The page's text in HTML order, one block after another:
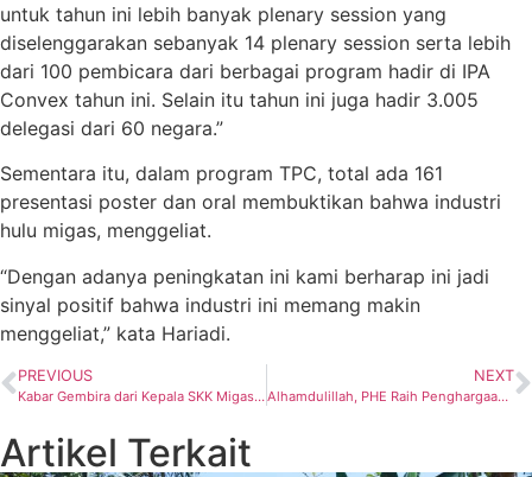
untuk tahun ini lebih banyak plenary session yang
diselenggarakan sebanyak 14 plenary session serta lebih
dari 100 pembicara dari berbagai program hadir di IPA
Convex tahun ini. Selain itu tahun ini juga hadir 3.005
delegasi dari 60 negara.”
Sementara itu, dalam program TPC, total ada 161
presentasi poster dan oral membuktikan bahwa industri
hulu migas, menggeliat.
“Dengan adanya peningkatan ini kami berharap ini jadi
sinyal positif bahwa industri ini memang makin
menggeliat,” kata Hariadi.
PREVIOUS
Kabar Gembira dari Kepala SKK Migas Djoko Siswanto tentang South Andaman Nih Kakak
NEXT
Alhamdulillah, PHE Raih Penghargaan Booth Terfavorit dalam IPA Convex 2025
Artikel Terkait